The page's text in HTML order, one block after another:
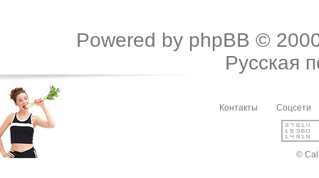
Powered by phpBB ©
Русская
Контакты Соцсети
©